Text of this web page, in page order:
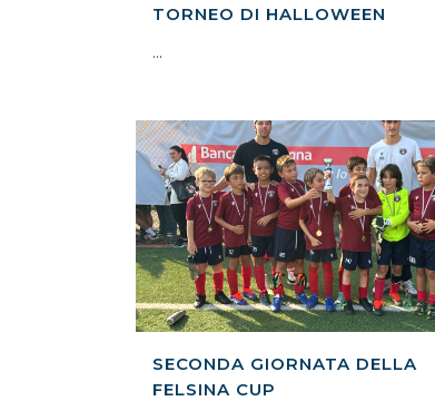
TORNEO DI HALLOWEEN
...
SECONDA GIORNATA DELLA
FELSINA CUP